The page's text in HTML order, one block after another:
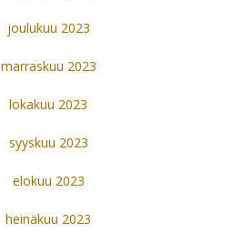
joulukuu 2023
marraskuu 2023
lokakuu 2023
syyskuu 2023
elokuu 2023
heinäkuu 2023